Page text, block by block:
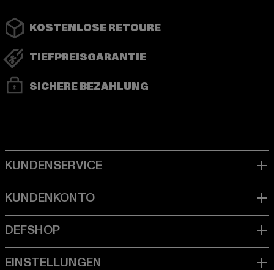
KOSTENLOSE RETOURE
TIEFPREISGARANTIE
SICHERE BEZAHLUNG